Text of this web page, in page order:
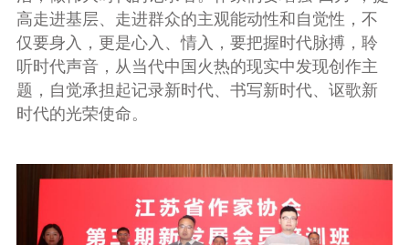
高走进基层、走进群众的主观能动性和自觉性，不
仅要身入，更是心入、情入，要把握时代脉搏，聆
听时代声音，从当代中国火热的现实中发现创作主
题，自觉承担起记录新时代、书写新时代、讴歌新
时代的光荣使命。